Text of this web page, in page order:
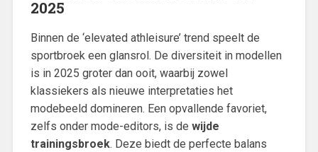
2025
Binnen de ‘elevated athleisure’ trend speelt de
sportbroek een glansrol. De diversiteit in modellen
is in 2025 groter dan ooit, waarbij zowel
klassiekers als nieuwe interpretaties het
modebeeld domineren. Een opvallende favoriet,
zelfs onder mode-editors, is de wijde
trainingsbroek. Deze biedt de perfecte balans